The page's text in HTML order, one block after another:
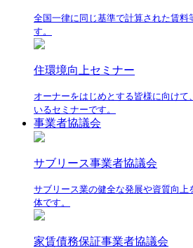
全国一律に同じ基準で計算された賃料
す。
住環境向上セミナー
オーナーをはじめとする皆様に向けて
いるセミナーです。
事業者協議会
サブリース事業者協議会
サブリース業の健全な発展や資質向上
体です。
家賃債務保証事業者協議会